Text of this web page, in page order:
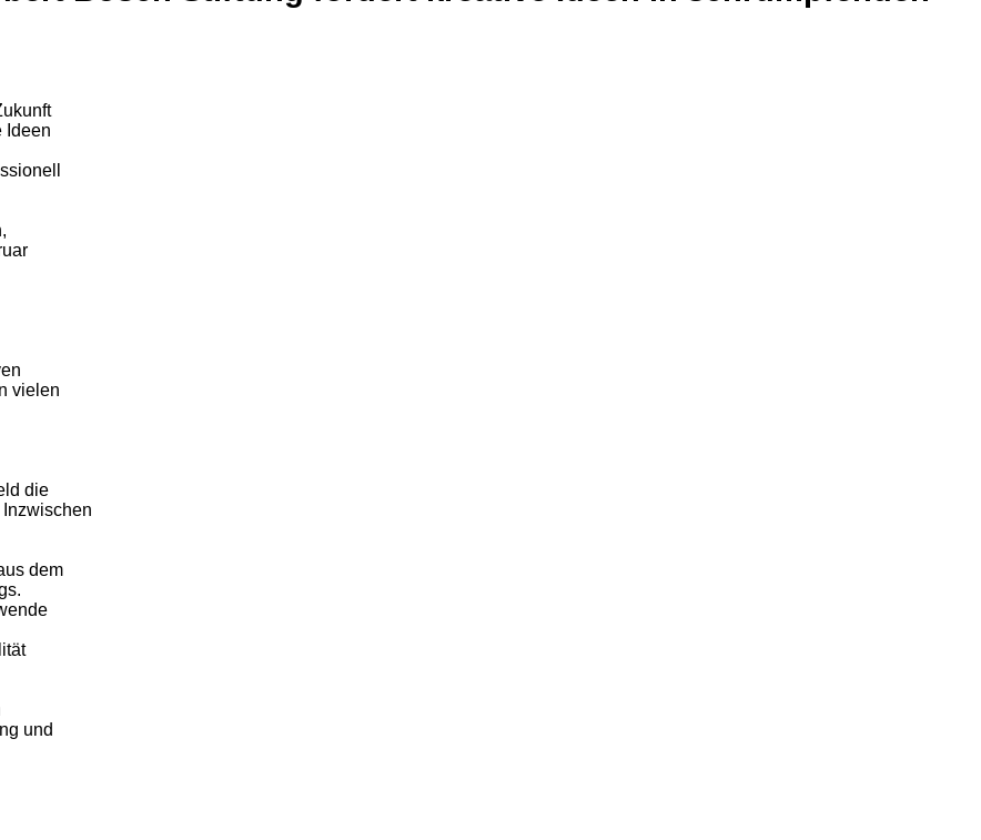
Ideen
vielen
die
dem
und